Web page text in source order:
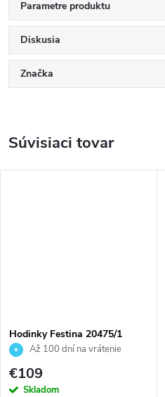
Parametre produktu
Diskusia
Značka
Súvisiaci tovar
Hodinky Festina 20475/1
Až 100 dní na vrátenie
tovaru. Autorizovaný predajca.
€109
Skladom